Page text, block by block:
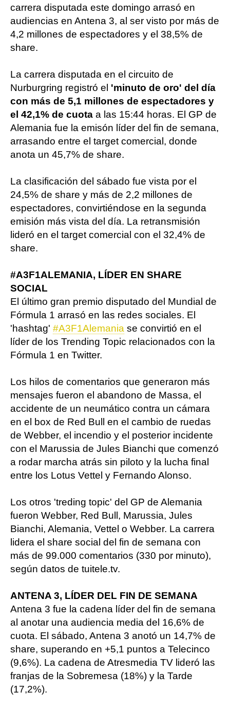
carrera disputada este domingo arrasó en
audiencias en Antena 3, al ser visto por más de
4,2 millones de espectadores y el 38,5% de
share.
La carrera disputada en el circuito de
Nurburgring registró el 'minuto de oro' del día
con más de 5,1 millones de espectadores y
el 42,1% de cuota a las 15:44 horas. El GP de
Alemania fue la emisón líder del fin de semana,
arrasando entre el target comercial, donde
anota un 45,7% de share.
La clasificación del sábado fue vista por el
24,5% de share y más de 2,2 millones de
espectadores, convirtiéndose en la segunda
emisión más vista del día. La retransmisión
lideró en el target comercial con el 32,4% de
share.
#A3F1ALEMANIA, LÍDER EN SHARE
SOCIAL
El último gran premio disputado del Mundial de
Fórmula 1 arrasó en las redes sociales. El
'hashtag' #A3F1Alemania se convirtió en el
líder de los Trending Topic relacionados con la
Fórmula 1 en Twitter.
Los hilos de comentarios que generaron más
mensajes fueron el abandono de Massa, el
accidente de un neumático contra un cámara
en el box de Red Bull en el cambio de ruedas
de Webber, el incendio y el posterior incidente
con el Marussia de Jules Bianchi que comenzó
a rodar marcha atrás sin piloto y la lucha final
entre los Lotus Vettel y Fernando Alonso.
Los otros 'treding topic' del GP de Alemania
fueron Webber, Red Bull, Marussia, Jules
Bianchi, Alemania, Vettel o Webber. La carrera
lidera el share social del fin de semana con
más de 99.000 comentarios (330 por minuto),
según datos de tuitele.tv.
ANTENA 3, LÍDER DEL FIN DE SEMANA
Antena 3 fue la cadena líder del fin de semana
al anotar una audiencia media del 16,6% de
cuota. El sábado, Antena 3 anotó un 14,7% de
share, superando en +5,1 puntos a Telecinco
(9,6%). La cadena de Atresmedia TV lideró las
franjas de la Sobremesa (18%) y la Tarde
(17,2%).